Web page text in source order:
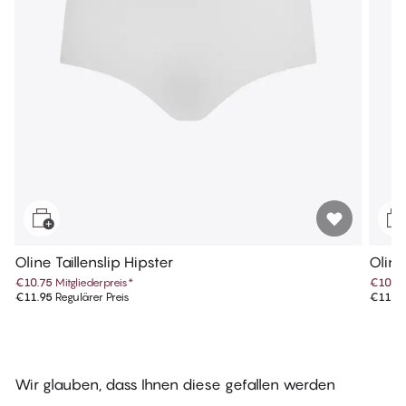
Oline Taillenslip Hipster
€10.75 Mitgliederpreis*
€11.95 Regulärer Preis
€10.75
€11.95
Wir glauben, dass Ihnen diese gefallen werden